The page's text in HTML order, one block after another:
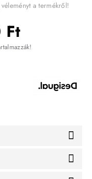
a termékről!